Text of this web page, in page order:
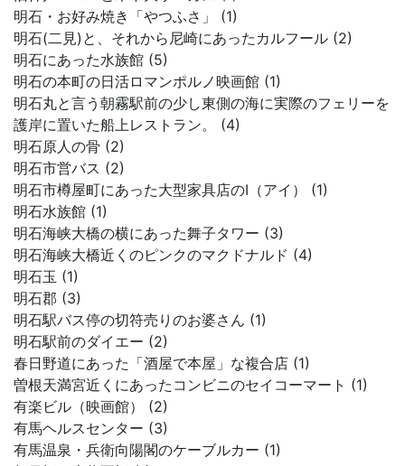
明石・お好み焼き「やつふさ」 (1)
明石(二見)と、それから尼崎にあったカルフール (2)
明石にあった水族館 (5)
明石の本町の日活ロマンポルノ映画館 (1)
明石丸と言う朝霧駅前の少し東側の海に実際のフェリーを
護岸に置いた船上レストラン。 (4)
明石原人の骨 (2)
明石市営バス (2)
明石市樽屋町にあった大型家具店のI（アイ） (1)
明石水族館 (1)
明石海峡大橋の横にあった舞子タワー (3)
明石海峡大橋近くのピンクのマクドナルド (4)
明石玉 (1)
明石郡 (3)
明石駅バス停の切符売りのお婆さん (1)
明石駅前のダイエー (2)
春日野道にあった「酒屋で本屋」な複合店 (1)
曽根天満宮近くにあったコンビニのセイコーマート (1)
有楽ビル（映画館） (2)
有馬ヘルスセンター (3)
有馬温泉・兵衛向陽閣のケーブルカー (1)